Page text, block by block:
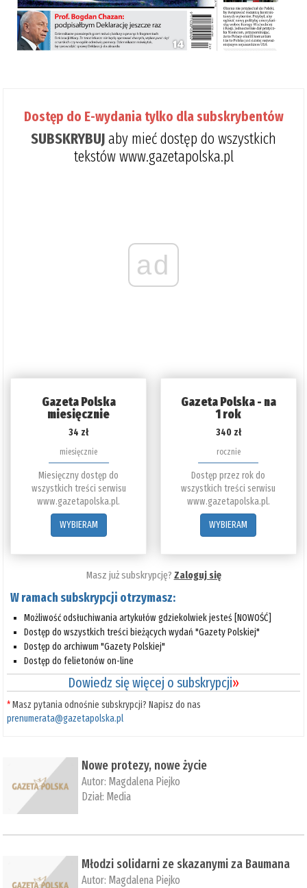
Dostęp do E-wydania tylko dla subskrybentów
SUBSKRYBUJaby mieć dostęp do wszystkich
tekstów www.gazetapolska.pl
ad
Gazeta Polska
miesięcznie
34 zł
miesięcznie
Miesięczny dostęp do
wszystkich treści serwisu
www.gazetapolska.pl.
WYBIERAM
Gazeta Polska - na
1 rok
340 zł
rocznie
Dostęp przez rok do
wszystkich treści serwisu
www.gazetapolska.pl.
WYBIERAM
Masz już subskrypcję? Zaloguj się
W ramach subskrypcji otrzymasz:
Możliwość odsłuchiwania artykułów gdziekolwiek jesteś [NOWOŚĆ]
Dostęp do wszystkich treści bieżących wydań "Gazety Polskiej"
Dostęp do archiwum "Gazety Polskiej"
Dostęp do felietonów on-line
Dowiedz się więcej o subskrypcji»
*Masz pytania odnośnie subskrypcji? Napisz do nas
prenumerata@gazetapolska.pl
Nowe protezy, nowe życie
Autor: Magdalena Piejko
Dział: Media
Młodzi solidarni ze skazanymi za Baumana
Autor: Magdalena Piejko